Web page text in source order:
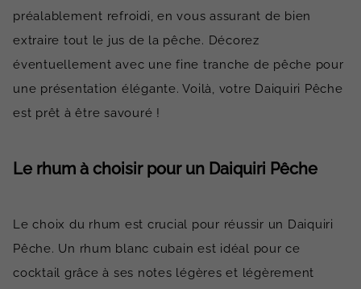
préalablement refroidi, en vous assurant de bien
extraire tout le jus de la pêche. Décorez
éventuellement avec une fine tranche de pêche pour
une présentation élégante. Voilà, votre Daiquiri Pêche
est prêt à être savouré !
Le rhum à choisir pour un Daiquiri Pêche
Le choix du rhum est crucial pour réussir un Daiquiri
Pêche. Un rhum blanc cubain est idéal pour ce
cocktail grâce à ses notes légères et légèrement